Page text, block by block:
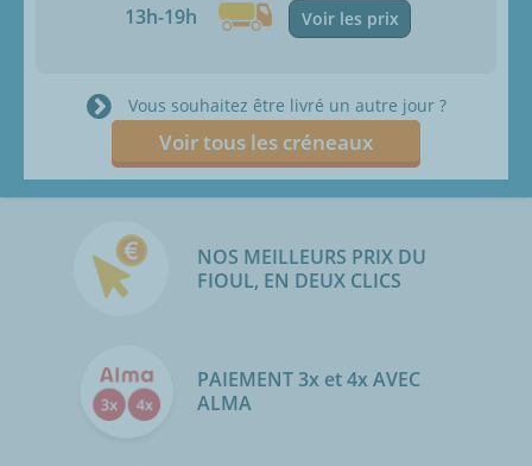
13h-19h Voir les prix
Vous souhaitez être livré un autre jour ?
Voir tous les créneaux
NOS MEILLEURS PRIX DU
FIOUL, EN DEUX CLICS
PAIEMENT 3x et 4x AVEC
ALMA